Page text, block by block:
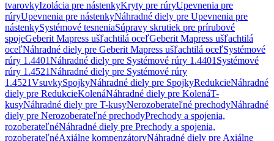
tvarovkyIzolácia pre nástenkyKryty pre rúryUpevnenia pre
rúryUpevnenia pre nástenkyNáhradné diely pre Upevnenia pre
nástenkySystémové tesneniaSúpravy skrutiek pre prírubové
spojeGeberit Mapress ušľachtilá oceľGeberit Mapress ušľachtilá
oceľNáhradné diely pre Geberit Mapress ušľachtilá oceľSystémové
rúry 1.4401Náhradné diely pre Systémové rúry 1.4401 Systémové
rúry 1.4521Náhradné diely pre Systémové rúry
1.4521VsuvkySpojkyNáhradné diely pre SpojkyRedukcieNáhradné
diely pre RedukcieKolenáNáhradné diely pre KolenáT-
kusyNáhradné diely pre T-kusyNerozoberateľné prechodyNáhradné
diely pre Nerozoberateľné prechodyPrechody a spojenia,
rozoberateľnéNáhradné diely pre Prechody a spojenia,
rozoberateľnéAxiálne kompenzátoryNáhradné diely pre Axiálne